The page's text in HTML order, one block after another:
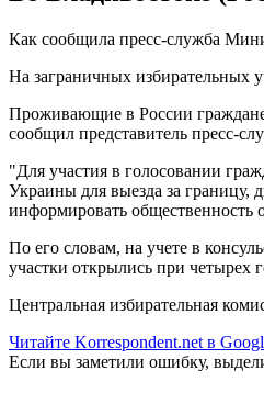
Как сообщила пресс-служба
На заграничных избирательных
Проживающие в России граждане
сообщил представитель пресс-
"Для участия в голосовании
Украины для выезда за границу,
информировать общественность
По его словам, на учете в
участки открылись при четырех
Центральная избирательная
Читайте Korrespondent.net в
Если вы заметили ошибку,